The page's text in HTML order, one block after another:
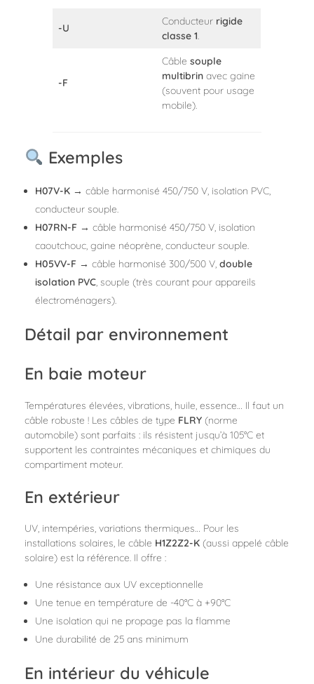
-U
Conducteur rigide
classe 1
-F
Câble souple
multibrin avec gaine
(souvent pour usage
mobile).
Exemples
H07V-K → câble harmonisé 450/750 V, isolation PVC,
conducteur souple.
H07RN-F → câble harmonisé 450/750 V, isolation
caoutchouc, gaine néoprène, conducteur souple.
H05VV-F → câble harmonisé 300/500 V,double
isolation PVC, souple (très courant pour appareils
électroménagers).
Détail par environnement
En baie moteur
Températures élevées, vibrations, huile, essence… Il faut un
câble robuste ! Les câbles de type FLRY (norme
automobile) sont parfaits : ils résistent jusqu’à 105°C et
supportent les contraintes mécaniques et chimiques du
compartiment moteur.
En extérieur
UV, intempéries, variations thermiques… Pour les
installations solaires, le câble H1Z2Z2-K (aussi appelé câble
solaire) est la référence. Il offre :
Une résistance aux UV exceptionnelle
Une tenue en température de -40°C à +90°C
Une isolation qui ne propage pas la flamme
Une durabilité de 25 ans minimum
En intérieur du véhicule